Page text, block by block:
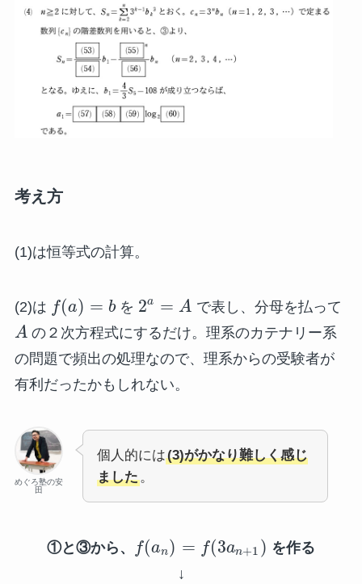
考え方
(1)は恒等式の計算。
(2)は f(a) = bを 2a = A で表し、分母を払って
A の２次方程式にするだけ。理系のカテナリー系
の問題で頻出の処理なので、理系からの受験者が
有利だったかもしれない。
めぐろ塾の安
田
個人的には(3)がかなり難しく感じ
ました。
①と③から、 f(an) = f(3an+1 ) を作る
↓